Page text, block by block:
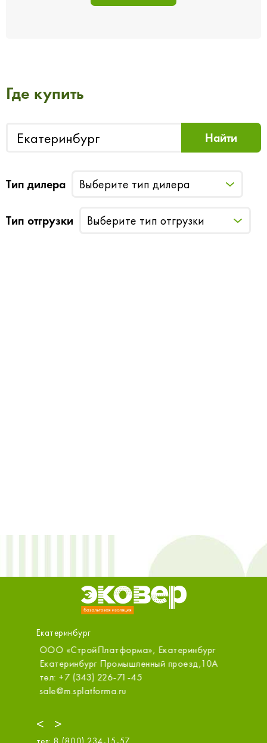
Где купить
Тип дилера Выберите тип дилера
Тип отгрузки Выберите тип отгрузки
Екатеринбург
<
ООО «СтройПлатформа», Екатеринбург
Екатеринбург Промышленный проезд,10А
тел: +7 (343) 226-71-45
sale@m.splatforma.ru
>